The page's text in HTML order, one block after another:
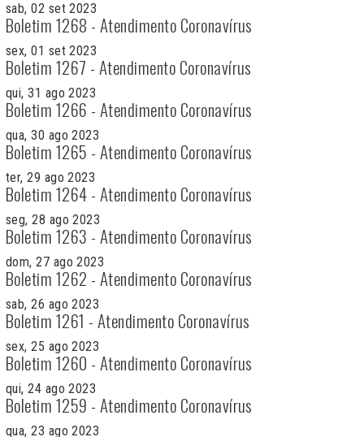
sab, 02 set 2023
Boletim 1268 - Atendimento Coronavírus
sex, 01 set 2023
Boletim 1267 - Atendimento Coronavírus
qui, 31 ago 2023
Boletim 1266 - Atendimento Coronavírus
qua, 30 ago 2023
Boletim 1265 - Atendimento Coronavírus
ter, 29 ago 2023
Boletim 1264 - Atendimento Coronavírus
seg, 28 ago 2023
Boletim 1263 - Atendimento Coronavírus
dom, 27 ago 2023
Boletim 1262 - Atendimento Coronavírus
sab, 26 ago 2023
Boletim 1261 - Atendimento Coronavírus
sex, 25 ago 2023
Boletim 1260 - Atendimento Coronavírus
qui, 24 ago 2023
Boletim 1259 - Atendimento Coronavírus
qua, 23 ago 2023